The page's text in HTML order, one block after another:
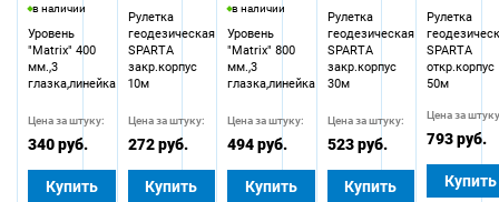
в наличии
Уровень
"Matrix" 400
мм.,3
глазка,линейка
Цена за штуку:
340 руб.
Купить
Рулетка
геодезическая
SPARTA
закр.корпус
10м
Цена за штуку:
272 руб.
Купить
в наличии
Уровень
"Matrix" 800
мм.,3
глазка,линейка
Цена за штуку:
494 руб.
Купить
Рулетка
геодезическая
SPARTA
закр.корпус
30м
Цена за штуку:
523 руб.
Купить
Рулетка
SPARTA
откр.корпус
50м
Цена за
793 руб.
Купить